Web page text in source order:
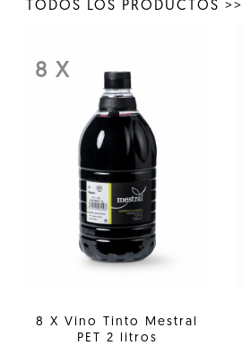
TODOS LOS PRODUCTOS >>
8 X
8 X Vino Tinto Mestral
PET 2 litros